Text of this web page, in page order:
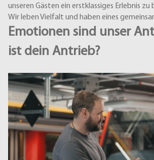
unseren Gästen ein erstklassiges Erlebnis zu
Wir leben Vielfalt und haben eines
Emotionen sind unser
ist dein Antrieb?